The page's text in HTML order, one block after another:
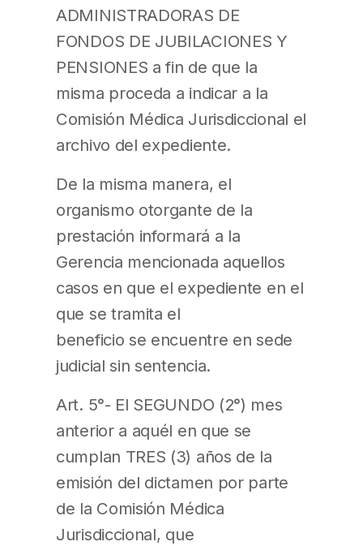
ADMINISTRADORAS DE
FONDOS DE JUBILACIONES Y
PENSIONES a fin de que la
misma proceda a indicar a la
Comisión Médica Jurisdiccional el
archivo del expediente.
De la misma manera, el
organismo otorgante de la
prestación informará a la
Gerencia mencionada aquellos
casos en que el expediente en el
que se tramita el
beneficio se encuentre en sede
judicial sin sentencia.
Art. 5°- El SEGUNDO (2°) mes
anterior a aquél en que se
cumplan TRES (3) años de la
emisión del dictamen por parte
de la Comisión Médica
Jurisdiccional, que